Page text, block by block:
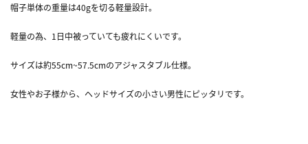
帽子単体の重量は40gを切る軽量設計。
軽量の為、1日中被っていても疲れにくいです。
サイズは約55cm~57.5cmのアジャスタブル仕様。
女性やお子様から、ヘッドサイズの小さい男性にピッタリです。